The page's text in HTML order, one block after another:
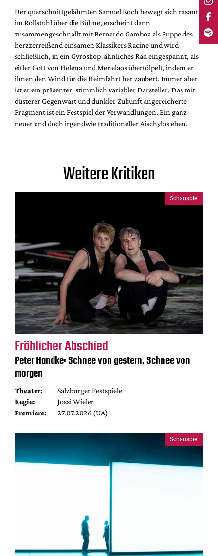
Der querschnittgelähmten Samuel Koch bewegt sich rasant
im Rollstuhl über die Bühne, erscheint dann
zusammengeschnallt mit Bernardo Gamboa als Puppe des
herzzerreißend einsamen Klassikers Racine und wird
schließlich, in ein Gyroskop-ähnliches Rad eingespannt, als
eitler Gott von Helena und Menelaos übertölpelt, indem er
ihnen den Wind für die Heimfahrt her zaubert. Immer aber
ist er ein präsenter, stimmlich variabler Darsteller. Das mit
düsterer Gegenwart und dunkler Zukunft angereicherte
Fragment ist ein Festspiel der Verwandlungen. Ein ganz
neuer und doch irgendwie traditioneller Aischylos eben.
Weitere Kritiken
Schauspiel
Fröhlicher Abschied
Peter Handke: Schnee von gestern, Schnee von
morgen
Theater:
Salzburger Festspiele
Regie:
Jossi Wieler
Premiere:
27.07.2026 (UA)
Schauspiel